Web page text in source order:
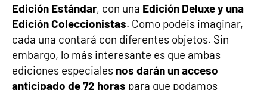
Edición Estándar, con una Edición Deluxe y una
Edición Coleccionistas. Como podéis imaginar,
cada una contará con diferentes objetos. Sin
embargo, lo más interesante es que ambas
ediciones especiales nos darán un acceso
anticipado de 72 horas para que podamos